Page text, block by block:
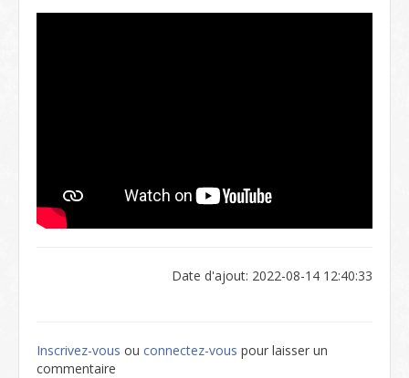
Date d'ajout: 2022-08-14 12:40:33
Inscrivez-vous ou connectez-vous pour laisser un
commentaire